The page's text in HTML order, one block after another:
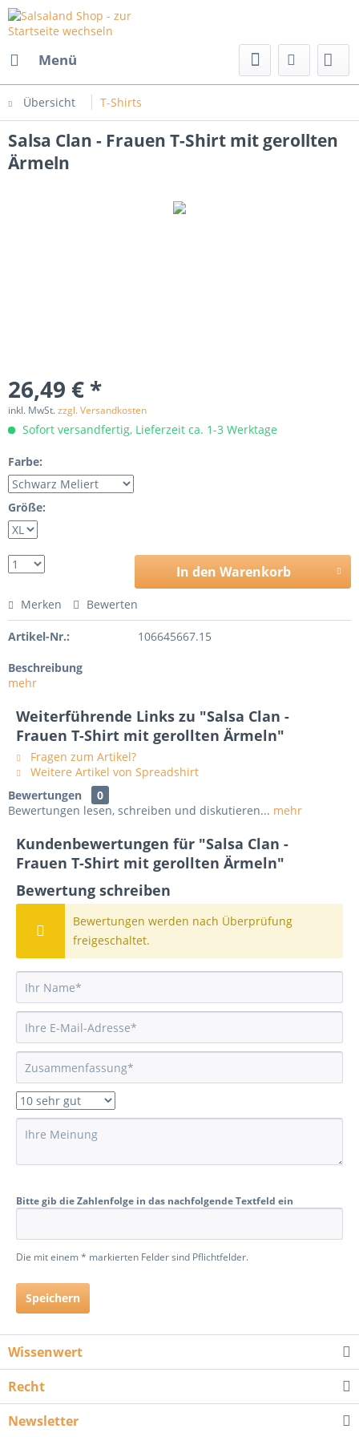
Menü
Übersicht T-Shirts
Salsa Clan - Frauen T-Shirt mit gerollten
Ärmeln
26,49 € *
inkl. MwSt.zzgl. Versandkosten
Sofort versandfertig, Lieferzeit ca. 1-3 Werktage
Farbe:
Größe:
In den Warenkorb
Merken Bewerten
Artikel-Nr.: 106645667.15
Beschreibung
mehr
Weiterführende Links zu "Salsa Clan -
Frauen T-Shirt mit gerollten Ärmeln"
Fragen zum Artikel?
Weitere Artikel von Spreadshirt
Bewertungen
0
Bewertungen lesen, schreiben und diskutieren... mehr
Kundenbewertungen für "Salsa Clan -
Frauen T-Shirt mit gerollten Ärmeln"
Bewertung schreiben
Bewertungen werden nach Überprüfung
freigeschaltet.
Bitte gib die Zahlenfolge in das nachfolgende Textfeld ein
Die mit einem * markierten Felder sind Pflichtfelder.
Speichern
Wissenwert
Recht
Newsletter